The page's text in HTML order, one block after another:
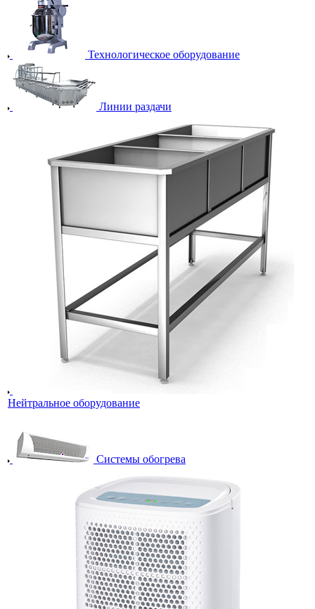
Технологическое оборудование
Линии раздачи
Нейтральное оборудование
Системы обогрева